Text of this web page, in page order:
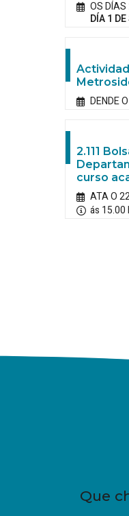
OS DÍAS
DÍA 1
DENDE
2.111
curso
ATA O
ás 15.00
Que